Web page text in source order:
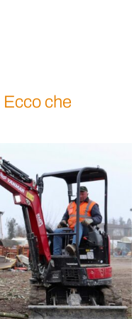
che